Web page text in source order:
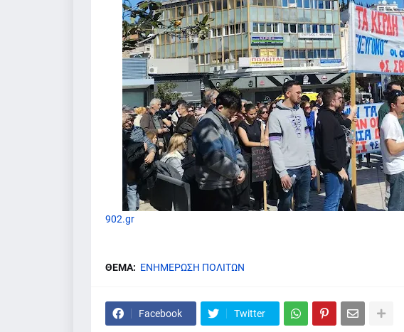
902.gr
ΘΕΜΑ: ΕΝΗΜΕΡΩΣΗ ΠΟΛΙΤΩΝ
Facebook Twitter